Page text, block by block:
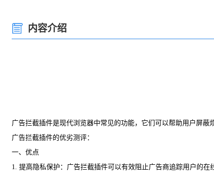
内容介绍
广告拦截插件是现代浏览器中常见的功能，它们可以帮助用户屏
广告拦截插件的优劣测评：
一、优点
1. 提高隐私保护：广告拦截插件可以有效阻止广告商追踪用户的